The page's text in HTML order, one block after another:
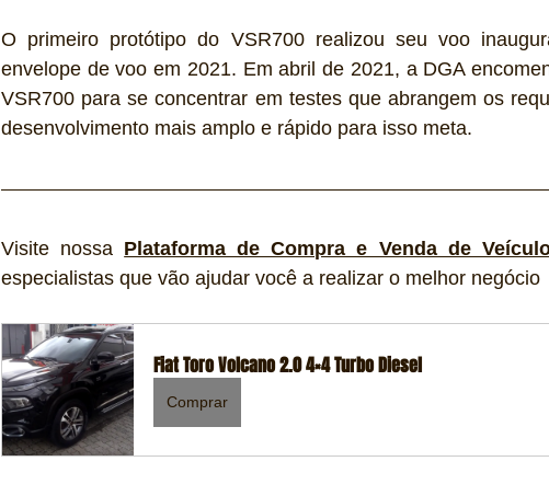
O primeiro protótipo do VSR700 realizou seu voo
envelope de voo em 2021. Em abril de 2021, a DGA
VSR700 para se concentrar em testes que abrangem os
desenvolvimento mais amplo e rápido para isso meta.
Visite nossa Plataforma de Compra e Venda de
especialistas que vão ajudar você a realizar o melhor negócio
Fiat Toro Volcano 2.0 4×4 Turbo Diesel
Comprar